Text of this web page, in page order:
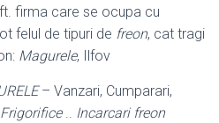
firma care se ocupa cu
felul de tipuri de freon, cat tragi
Magurele, Ilfov
– Vanzari, Cumparari,
.. Incarcari freon